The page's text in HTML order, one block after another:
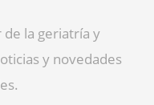
de la geriatría y
y novedades